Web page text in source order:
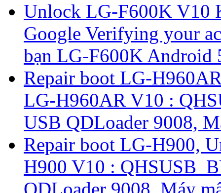
Unlock LG-F600K V10
Google Verifying your
bạn LG-F600K Android
Repair boot LG-
LG-H960AR V10 :
USB QDLoader 9008,
Repair boot LG-H900,
H900 V10 :